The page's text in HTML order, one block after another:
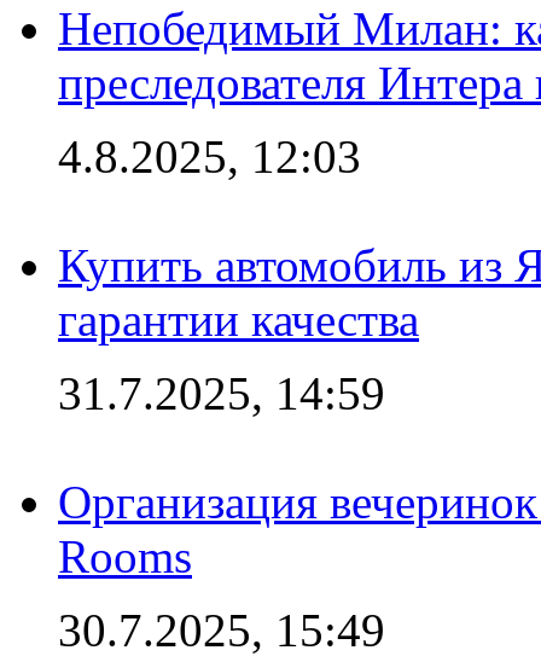
Непобедимый Милан:
преследователя
4.8.2025, 12:03
Купить автомобиль из
гарантии качества
31.7.2025, 14:59
Организация
Rooms
30.7.2025, 15:49